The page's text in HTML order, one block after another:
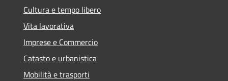
Cultura e tempo libero
Vita lavorativa
Imprese e Commercio
Catasto e urbanistica
Mobilità e trasporti